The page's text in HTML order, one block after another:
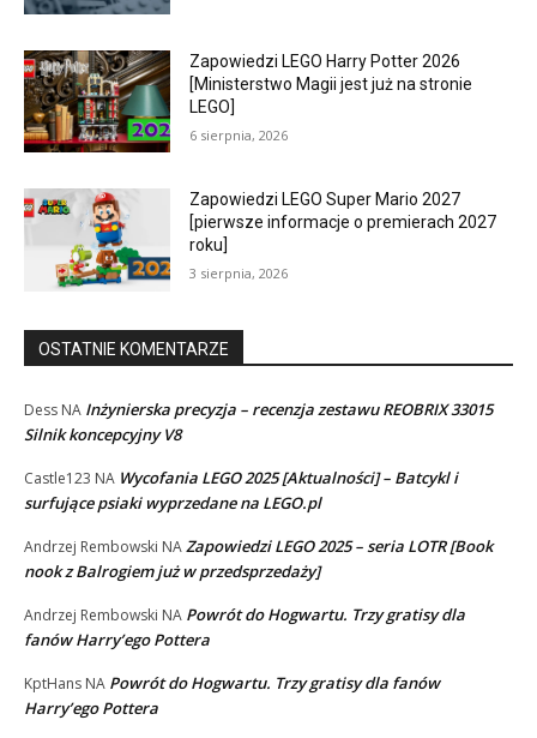
Zapowiedzi LEGO Harry Potter 2026
[Ministerstwo Magii jest już na stronie
LEGO]
6 sierpnia, 2026
Zapowiedzi LEGO Super Mario 2027
[pierwsze informacje o premierach 2027
roku]
3 sierpnia, 2026
OSTATNIE KOMENTARZE
Dess NA Inżynierska precyzja – recenzja zestawu REOBRIX 33015
Silnik koncepcyjny V8
Castle123 NA Wycofania LEGO 2025 [Aktualności] – Batcykl i
surfujące psiaki wyprzedane na LEGO.pl
Andrzej Rembowski NAZapowiedzi LEGO 2025 – seria LOTR [Book
nook z Balrogiem już w przedsprzedaży]
Andrzej Rembowski NA Powrót do Hogwartu. Trzy gratisy dla
fanów Harry’ego Pottera
KptHans NA Powrót do Hogwartu. Trzy gratisy dla fanów
Harry’ego Pottera